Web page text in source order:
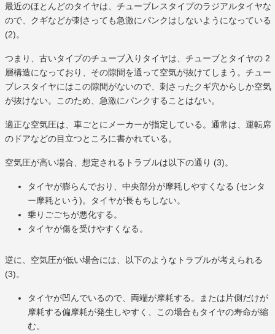
最近のほとんどのタイヤは、チューブレスタイプのラジアルタイヤな
ので、クギなどが刺さっても急激にパンクはしないようになっている
(2)。
つまり、古いタイプのチューブ入りタイヤは、チューブとタイヤの 2
層構造になっており、その隙間を通って空気が抜けてしまう。チュー
ブレスタイヤにはこの隙間がないので、刺さったクギ穴からしか空気
が抜けない。このため、急激にパンクすることはない。
適正な空気圧は、車ごとにメーカーが指定している。通常は、運転席
のドアなどの目立つところに書かれている。
空気圧が高い場合、想定されるトラブルは以下の通り (3)。
タイヤが膨らんでおり、中央部分が摩耗しやすくなる (センタ
ー摩耗という)。タイヤが長もちしない。
乗りごごちが悪化する。
タイヤが傷を受けやすくなる。
逆に、空気圧が低い場合には、以下のようなトラブルが考えられる
(3)。
タイヤが凹んでいるので、両端が摩耗する。または片側だけが
摩耗する偏摩耗が発生しやすく、この場合もタイヤの寿命が縮
む。